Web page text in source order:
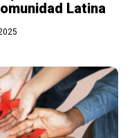
Latina